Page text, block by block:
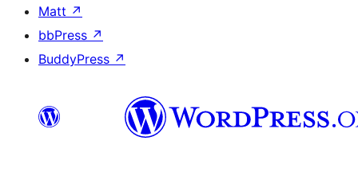
Matt ↗
bbPress ↗
BuddyPress ↗